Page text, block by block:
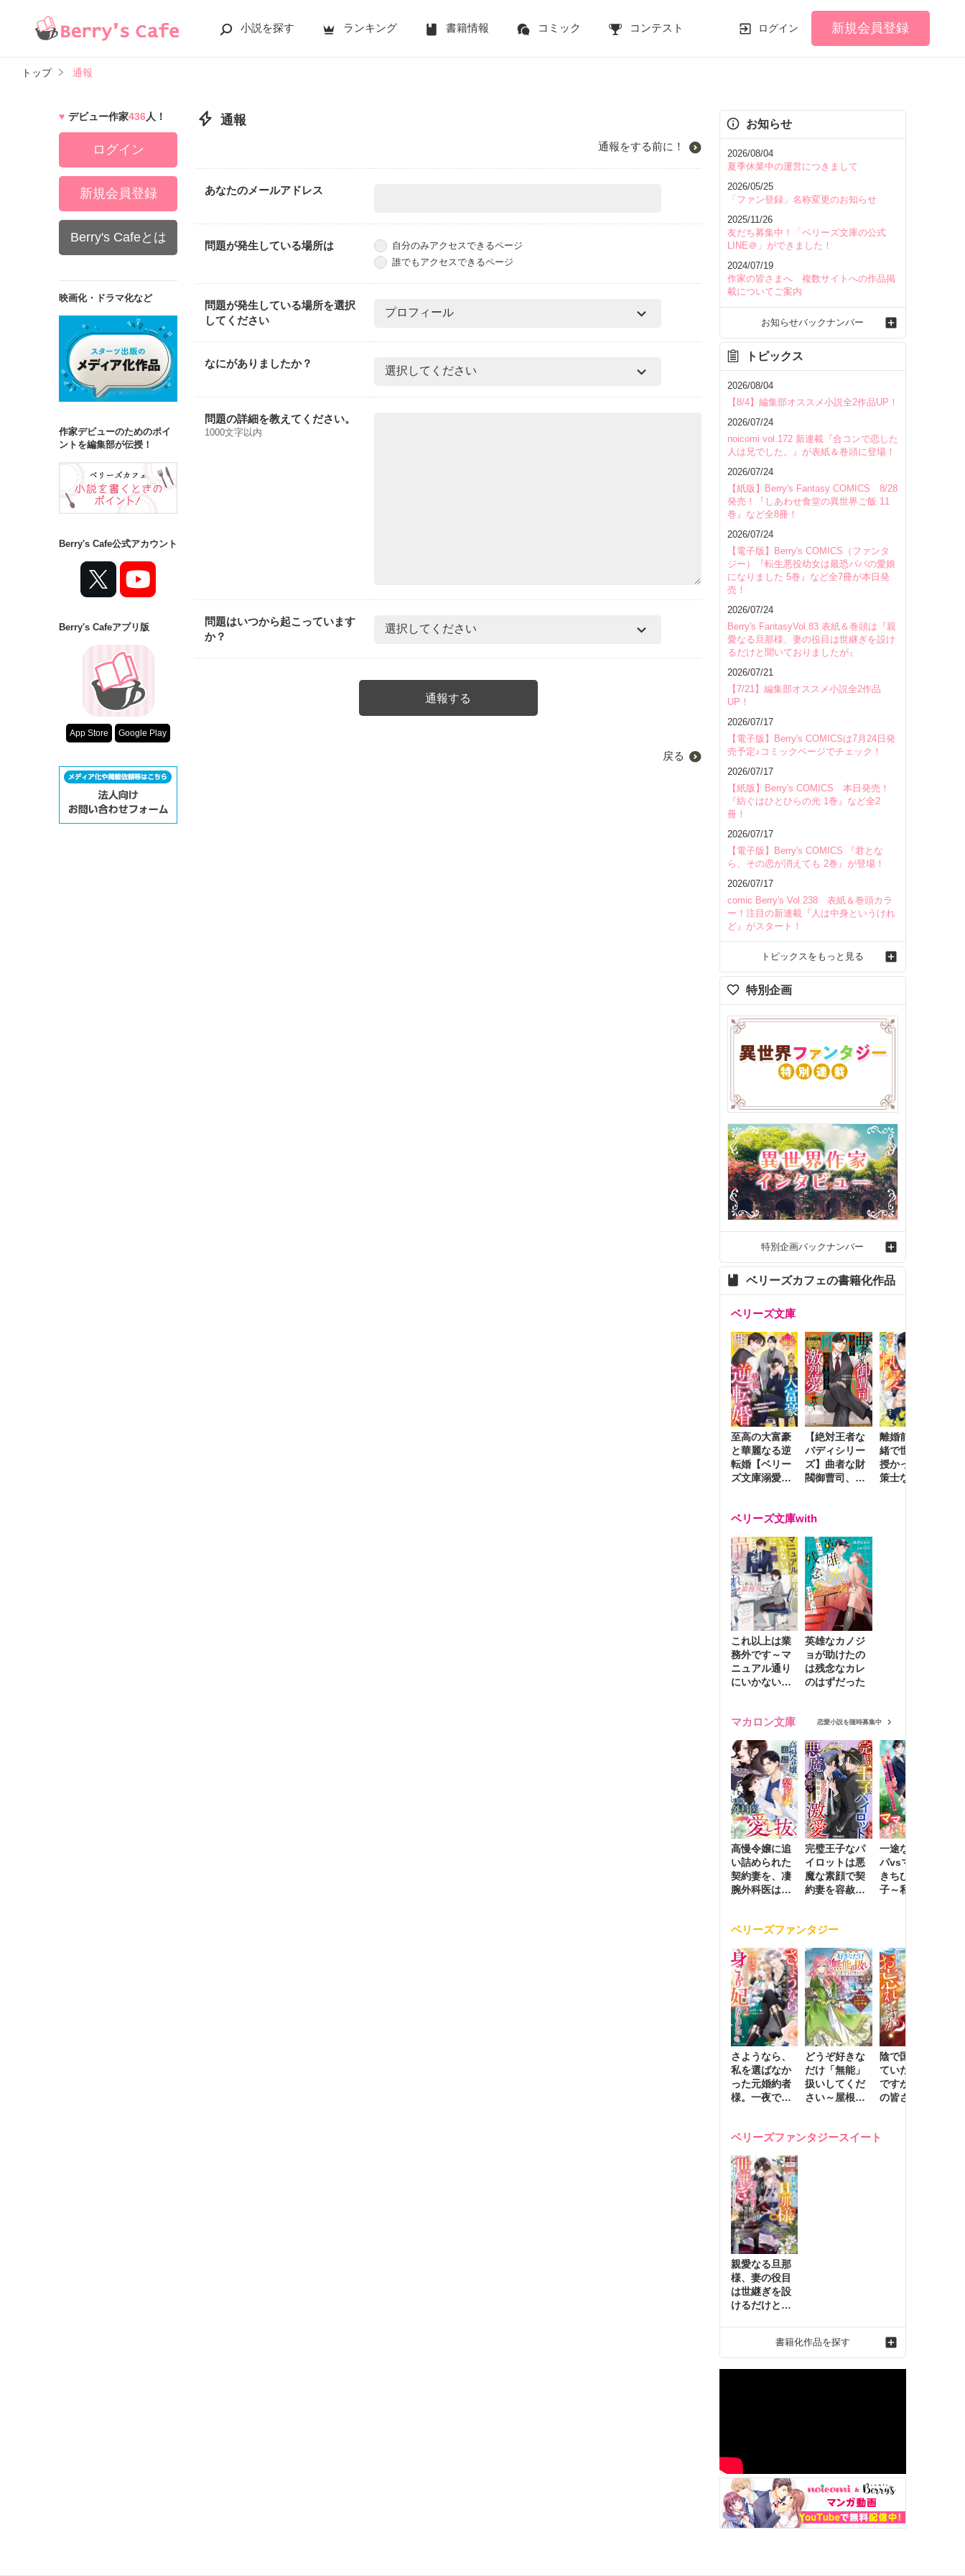
小説を探す ランキング 書籍情報 コミック コンテスト ログイン 新規会員登録
トップ 通報
通報
通報をする前に！
あなたのメールアドレス
問題が発生している場所は
自分のみアクセスできるページ
誰でもアクセスできるページ
問題が発生している場所を選択
してください
なにがありましたか？
問題の詳細を教えてください。
1000文字以内
問題はいつから起こっています
か？
戻る
デビュー作家436人！
ログイン
新規会員登録
Berry's Cafeとは
映画化・ドラマ化など
作家デビューのためのポイ
ントを編集部が伝授！
Berry's Cafe公式アカウント
Berry's Cafeアプリ版
App Store Google Play
お知らせ
2026/08/04
夏季休業中の運営につきまして
2026/05/25
「ファン登録」名称変更のお知らせ
2025/11/26
友だち募集中！「ベリーズ文庫の公式
LINE＠」ができました！
2024/07/19
作家の皆さまへ 複数サイトへの作品掲
載についてご案内
お知らせバックナンバー
トピックス
2026/08/04
【8/4】編集部オススメ小説全2作品UP！
2026/07/24
noicomi vol.172 新連載『合コンで恋した
人は兄でした。』が表紙＆巻頭に登場！
2026/07/24
【紙版】Berry's Fantasy COMICS 8/28
発売！『しあわせ食堂の異世界ご飯 11
巻』など全8冊！
2026/07/24
【電子版】Berry's COMICS（ファンタ
ジー）『転生悪役幼女は最恐パパの愛娘
になりました 5巻』など全7冊が本日発
売！
2026/07/24
Berry's FantasyVol.83 表紙＆巻頭は『親
愛なる旦那様、妻の役目は世継ぎを設け
るだけと聞いておりましたが』
2026/07/21
【7/21】編集部オススメ小説全2作品
UP！
2026/07/17
【電子版】Berry's COMICSは7月24日発
売予定♪コミックページでチェック！
2026/07/17
【紙版】Berry's COMICS 本日発売！
『紡ぐはひとひらの光 1巻』など全2
冊！
2026/07/17
【電子版】Berry's COMICS 『君とな
ら、その恋が消えても 2巻』が登場！
2026/07/17
comic Berry's Vol.238 表紙＆巻頭カラ
ー！注目の新連載『人は中身というけれ
ど』がスタート！
トピックスをもっと見る
特別企画
特別企画バックナンバー
ベリーズカフェの書籍化作品
ベリーズ文庫
至高の大富豪
と華麗なる逆
転婚【ベリー
ズ文庫溺愛ア
【絶対王者な
バディシリー
ズ】曲者な財
閥御曹司、笑
激烈愛で貫く
離婚前夜に内
緒で世継ぎを
授かったら～
策士な御曹司
ベリーズ文庫with
これ以上は業
務外です～マ
ニュアル通り
にいかない彼
英雄なカノジ
ョが助けたの
は残念なカレ
のはずだった
マカロン文庫 恋愛小説を随時募集中
高慢令嬢に追
い詰められた
契約妻を、凄
腕外科医はこ
完璧王子なパ
イロットは悪
魔な素顔で契
約妻を容赦な
一途な社長パ
パvsママ大好
きちびっこ息
子～私を捨て
ベリーズファンタジー
さようなら、
私を選ばなか
った元婚約者
様。一夜で大
ました２
どうぞ好きな
だけ「無能」
扱いしてくだ
さい～屋根裏
動かす万能令
陰で国を支え
ていたのは私
ですが、王家
の皆さんお忘
れ才女の辺境
ベリーズファンタジースイート
親愛なる旦那
様、妻の役目
は世継ぎを設
けるだけと聞
れ才女の幸せ
な結婚～2
書籍化作品を探す